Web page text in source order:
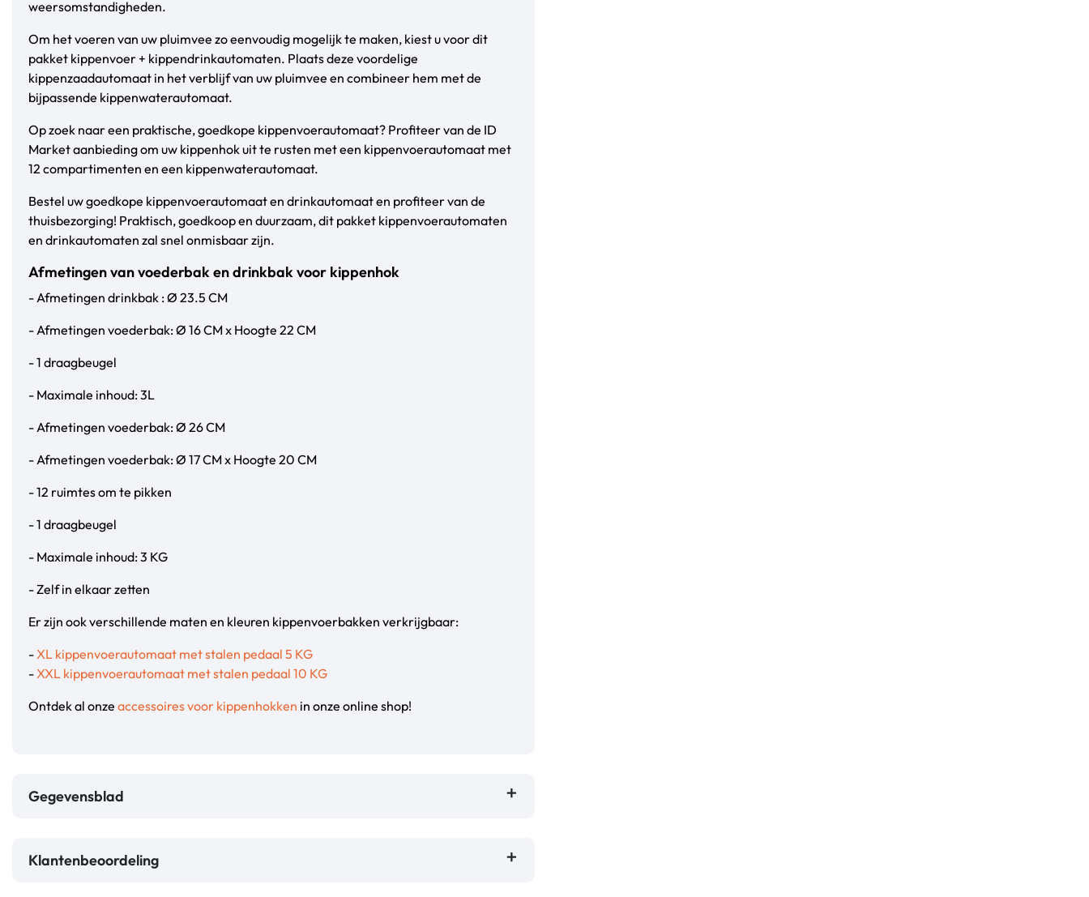
weersomstandigheden.
Om het voeren van uw pluimvee zo eenvoudig mogelijk te maken, kiest u voor dit
pakket kippenvoer + kippendrinkautomaten. Plaats deze voordelige
kippenzaadautomaat in het verblijf van uw pluimvee en combineer hem met de
bijpassende kippenwaterautomaat.
Op zoek naar een praktische, goedkope kippenvoerautomaat? Profiteer van de ID
Market aanbieding om uw kippenhok uit te rusten met een kippenvoerautomaat met
12 compartimenten en een kippenwaterautomaat.
Bestel uw goedkope kippenvoerautomaat en drinkautomaat en profiteer van de
thuisbezorging! Praktisch, goedkoop en duurzaam, dit pakket kippenvoerautomaten
en drinkautomaten zal snel onmisbaar zijn.
Afmetingen van voederbak en drinkbak voor kippenhok
- Afmetingen drinkbak : Ø 23.5 CM
- Afmetingen voederbak: Ø 16 CM x Hoogte 22 CM
- 1 draagbeugel
- Maximale inhoud: 3L
- Afmetingen voederbak: Ø 26 CM
- Afmetingen voederbak: Ø 17 CM x Hoogte 20 CM
- 12 ruimtes om te pikken
- 1 draagbeugel
- Maximale inhoud: 3 KG
- Zelf in elkaar zetten
Er zijn ook verschillende maten en kleuren kippenvoerbakken verkrijgbaar:
- XL kippenvoerautomaat met stalen pedaal 5 KG
- XXL kippenvoerautomaat met stalen pedaal 10 KG
Ontdek al onze accessoires voor kippenhokken in onze online shop!
Gegevensblad
Klantenbeoordeling